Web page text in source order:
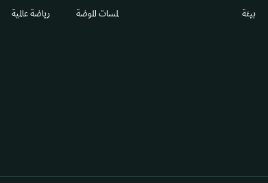
بيئة لمسات الموضة رياضة عالمية